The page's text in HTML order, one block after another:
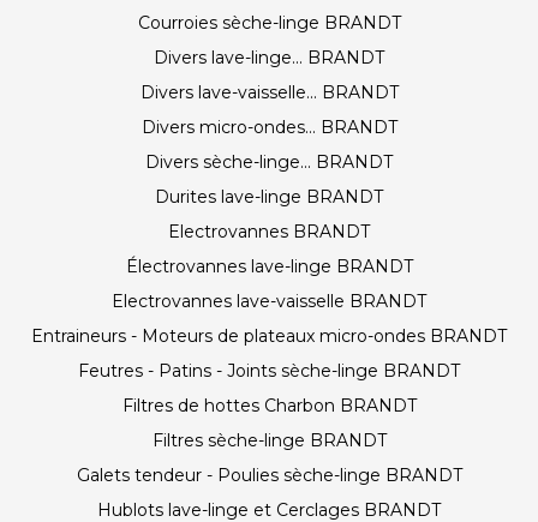
Courroies sèche-linge BRANDT
Divers lave-linge... BRANDT
Divers lave-vaisselle... BRANDT
Divers micro-ondes... BRANDT
Divers sèche-linge... BRANDT
Durites lave-linge BRANDT
Electrovannes BRANDT
Électrovannes lave-linge BRANDT
Electrovannes lave-vaisselle BRANDT
Entraineurs - Moteurs de plateaux micro-ondes BRANDT
Feutres - Patins - Joints sèche-linge BRANDT
Filtres de hottes Charbon BRANDT
Filtres sèche-linge BRANDT
Galets tendeur - Poulies sèche-linge BRANDT
Hublots lave-linge et Cerclages BRANDT